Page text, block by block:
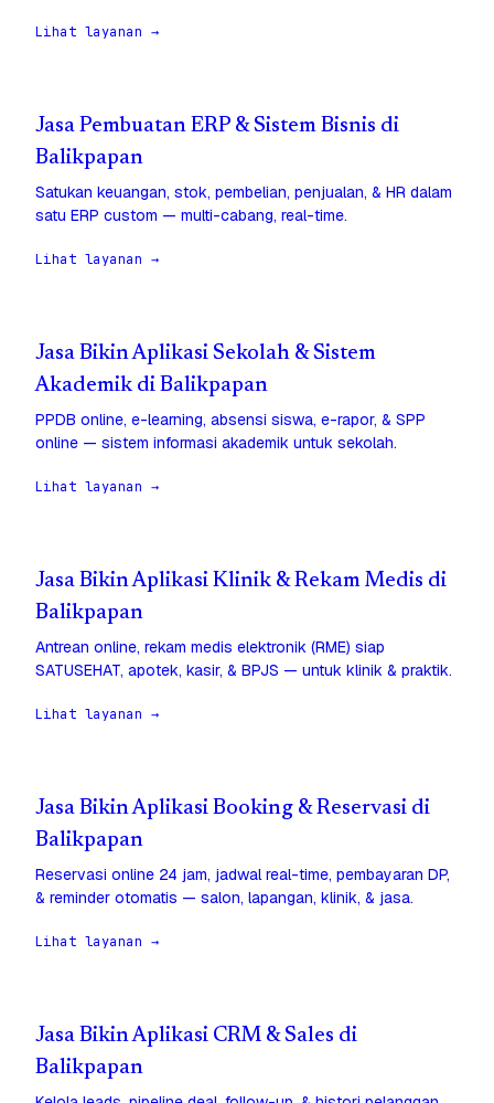
Lihat layanan →
Jasa Pembuatan ERP & Sistem Bisnis di
Balikpapan
Satukan keuangan, stok, pembelian, penjualan, & HR dalam
satu ERP custom — multi-cabang, real-time.
Lihat layanan →
Jasa Bikin Aplikasi Sekolah & Sistem
Akademik di Balikpapan
PPDB online, e-learning, absensi siswa, e-rapor, & SPP
online — sistem informasi akademik untuk sekolah.
Lihat layanan →
Jasa Bikin Aplikasi Klinik & Rekam Medis di
Balikpapan
Antrean online, rekam medis elektronik (RME) siap
SATUSEHAT, apotek, kasir, & BPJS — untuk klinik & praktik.
Lihat layanan →
Jasa Bikin Aplikasi Booking & Reservasi di
Balikpapan
Reservasi online 24 jam, jadwal real-time, pembayaran DP,
& reminder otomatis — salon, lapangan, klinik, & jasa.
Lihat layanan →
Jasa Bikin Aplikasi CRM & Sales di
Balikpapan